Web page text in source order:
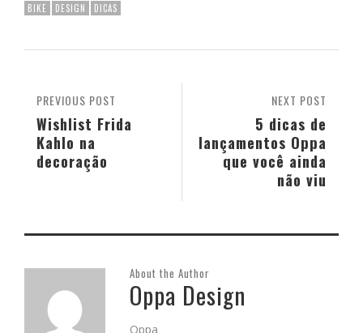
BIKE DESIGN DICAS
NEXT POST
5 dicas de
lançamentos Oppa
que você ainda
não viu
PREVIOUS POST
Wishlist Frida
Kahlo na
decoração
About the Author
Oppa Design
Oppa